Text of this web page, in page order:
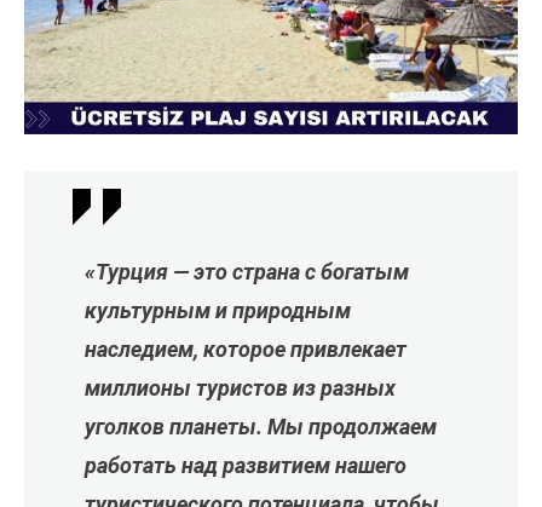
«Турция — это страна с богатым
культурным и природным
наследием, которое привлекает
миллионы туристов из разных
уголков планеты. Мы продолжаем
работать над развитием нашего